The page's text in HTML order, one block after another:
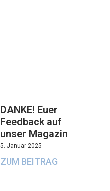
DANKE! Euer
Feedback auf
unser Magazin
5. Januar 2025
ZUM BEITRAG